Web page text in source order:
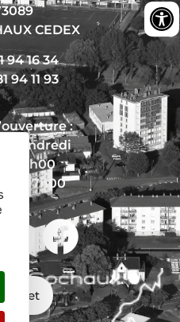
CEDEX
94 16 34
94 11 93
:
vendredi
à 12h00
à 17h00
trajet